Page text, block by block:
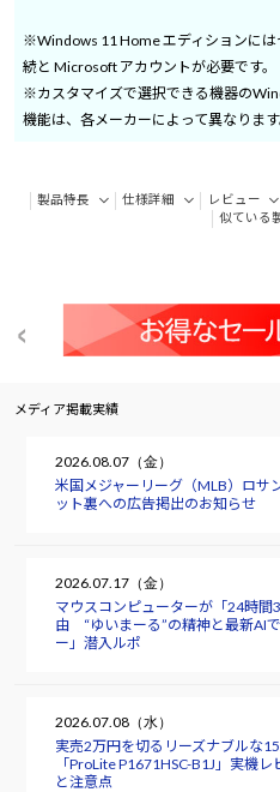
※Windows 11 Home エディションに
続と Microsoft アカウントが必要です。
※カスタマイズで選択できる機器の
機能は、各メーカーによって異なります
製品特長 仕様詳細 レビュー
似ている
メディア掲載実績
2026.08.07（金）
米国メジャーリーグ（MLB）ロサ
ット裏への広告掲出のお知らせ
2026.07.17（金）
マウスコンピューターが「24時
由 “ゆいまーる”の精神と最新AI
ー」潜入ルポ
2026.07.08（水）
実売2万円を切るリーズナブルな
「ProLite P1671HSC-B1J」実機
と注意点